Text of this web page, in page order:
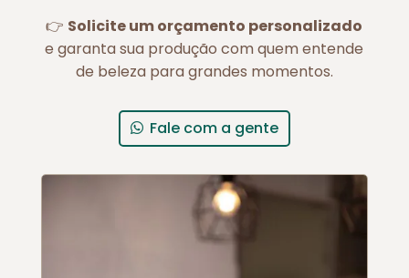
👉 Solicite um orçamento personalizado
e garanta sua produção com quem entende
de beleza para grandes momentos.
Fale com a gente